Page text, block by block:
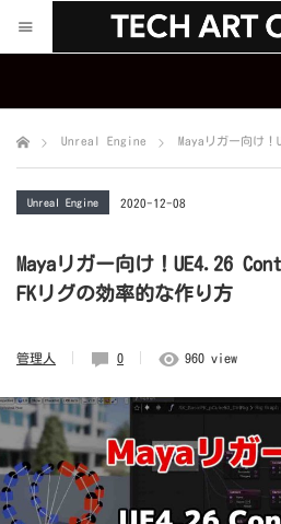
Unreal Engine Mayaリガー向け！UE4.26
Unreal Engine 2020-12-08
Mayaリガー向け！UE4.26
FKリグの効率的な作り方
管理人 0 960 view